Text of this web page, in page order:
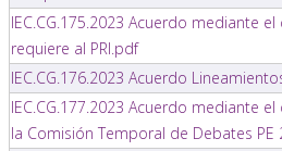
IEC.CG.175.2023 Acuerdo mediante el
requiere al PRI.pdf
IEC.CG.176.2023 Acuerdo
IEC.CG.177.2023 Acuerdo mediante
la Comisión Temporal de Debates PE